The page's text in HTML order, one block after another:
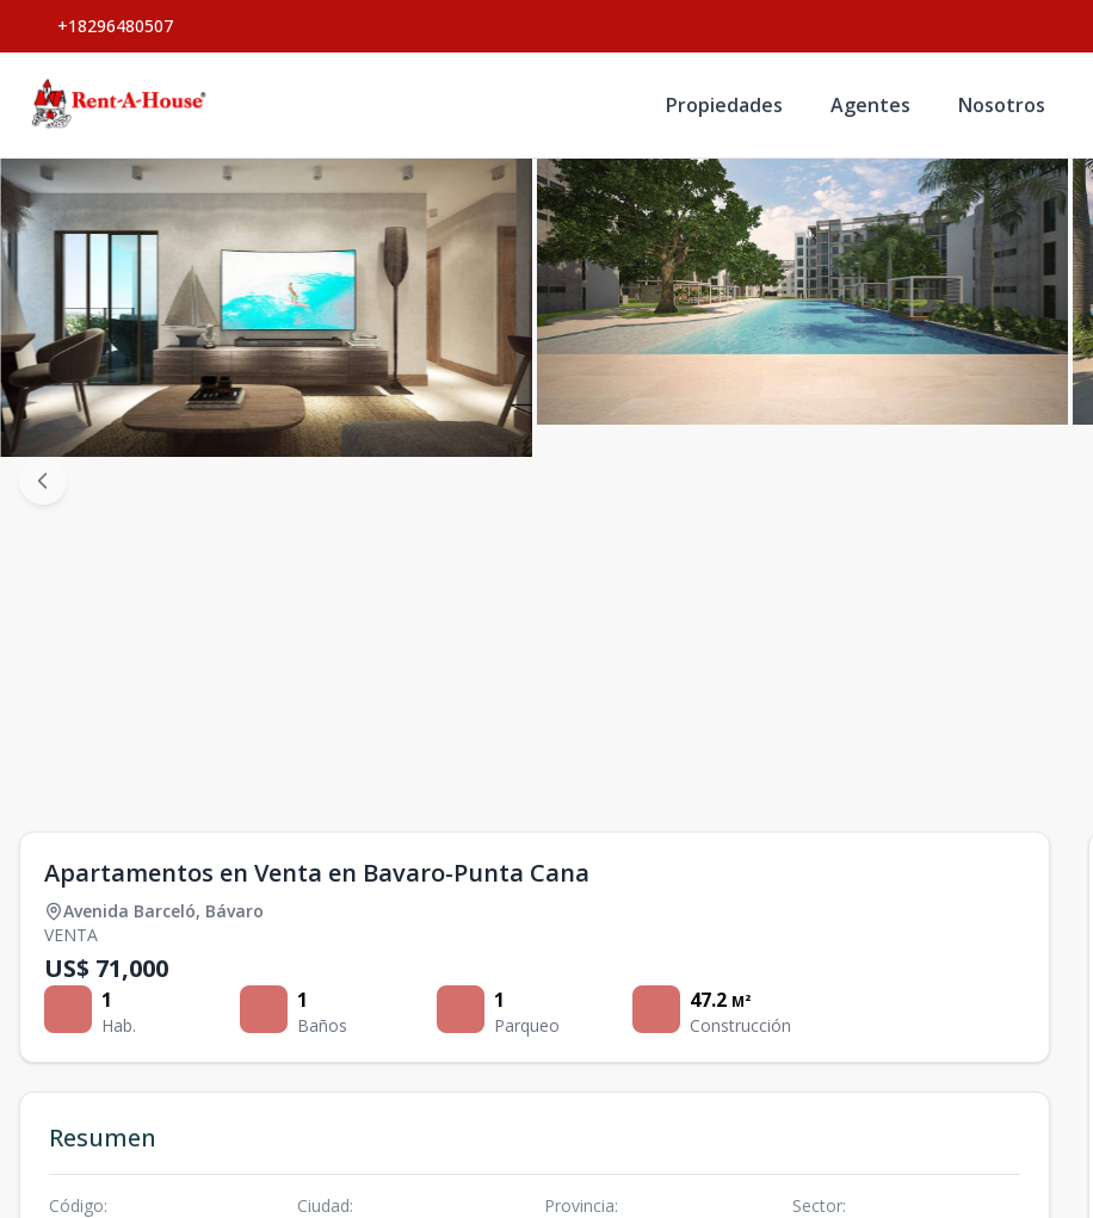
+18296480507
Propiedades Agentes Nosotros
Apartamentos en Venta en Bavaro-Punta Cana
Avenida Barceló, Bávaro
VENTA
US$ 71,000
1
Hab.
1
Baños
1
Parqueo
47.2 M²
Construcción
Resumen
Código: Ciudad: Provincia: Sector: